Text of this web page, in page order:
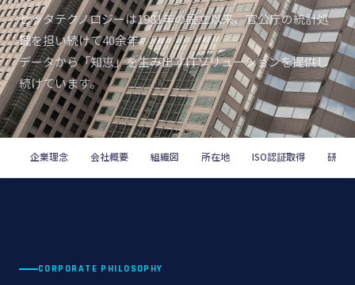
ゼッタテクノロジーは1981年の設立以来、官公庁の統計処
理を担い続けて40余年。
データから「知恵」を生み出すITソリューションを提供し
続けています。
企業理念 会社概要 組織図 所在地 ISO認証取得 研究
CORPORATE PHILOSOPHY